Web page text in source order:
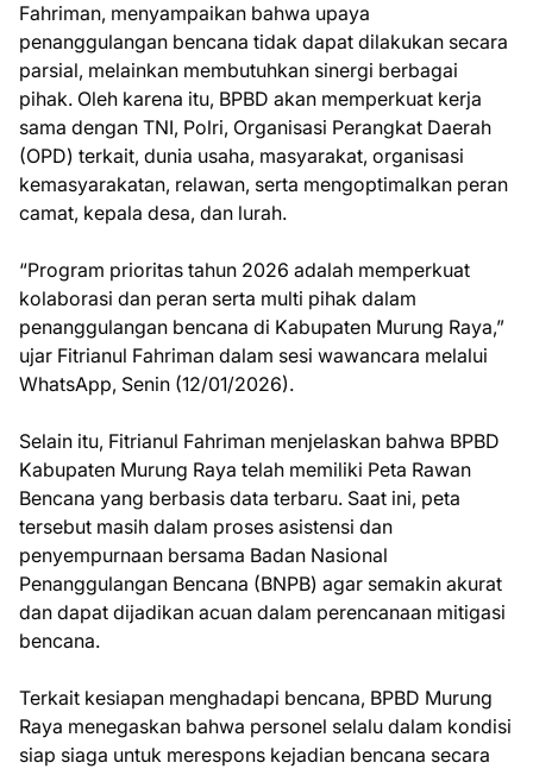
Fahriman, menyampaikan bahwa upaya
penanggulangan bencana tidak dapat dilakukan secara
parsial, melainkan membutuhkan sinergi berbagai
pihak. Oleh karena itu, BPBD akan memperkuat kerja
sama dengan TNI, Polri, Organisasi Perangkat Daerah
(OPD) terkait, dunia usaha, masyarakat, organisasi
kemasyarakatan, relawan, serta mengoptimalkan peran
camat, kepala desa, dan lurah.
“Program prioritas tahun 2026 adalah memperkuat
kolaborasi dan peran serta multi pihak dalam
penanggulangan bencana di Kabupaten Murung Raya,”
ujar Fitrianul Fahriman dalam sesi wawancara melalui
WhatsApp, Senin (12/01/2026).
Selain itu, Fitrianul Fahriman menjelaskan bahwa BPBD
Kabupaten Murung Raya telah memiliki Peta Rawan
Bencana yang berbasis data terbaru. Saat ini, peta
tersebut masih dalam proses asistensi dan
penyempurnaan bersama Badan Nasional
Penanggulangan Bencana (BNPB) agar semakin akurat
dan dapat dijadikan acuan dalam perencanaan mitigasi
bencana.
Terkait kesiapan menghadapi bencana, BPBD Murung
Raya menegaskan bahwa personel selalu dalam kondisi
siap siaga untuk merespons kejadian bencana secara